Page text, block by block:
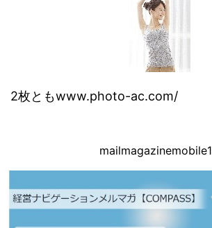
2枚ともwww.photo-ac.com/
mailmagazinemobile1